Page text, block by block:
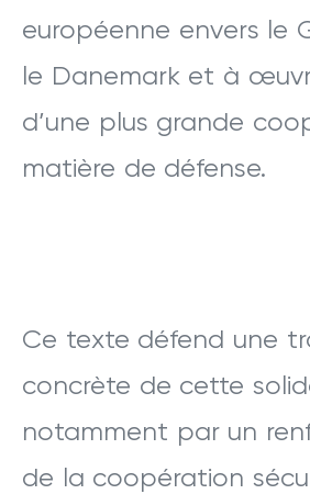
européenne envers le
le Danemark et à
d’une plus grande
matière de défense.
Ce texte défend une
concrète de cette
notamment par un
de la coopération